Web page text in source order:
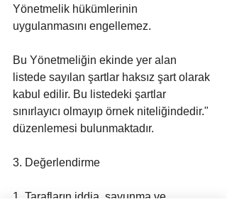
Yönetmelik hükümlerinin
uygulanmasını engellemez.
Bu Yönetmeliğin ekinde yer alan
listede sayılan şartlar haksız şart olarak
kabul edilir. Bu listedeki şartlar
sınırlayıcı olmayıp örnek niteliğindedir."
düzenlemesi bulunmaktadır.
3. Değerlendirme
1. Tarafların iddia, savunma ve